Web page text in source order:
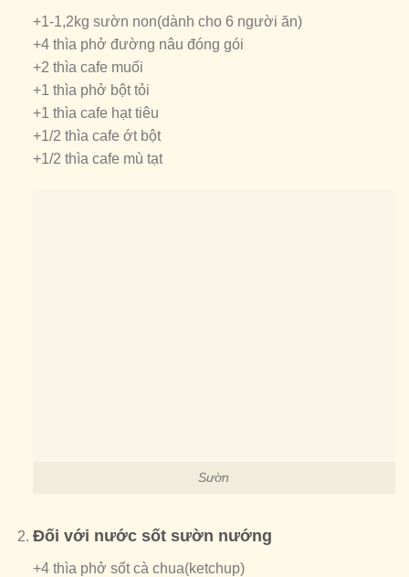
+1-1,2kg sườn non(dành cho 6 người ăn)
+4 thìa phở đường nâu đóng gói
+2 thìa cafe muối
+1 thìa phở bột tỏi
+1 thìa cafe hạt tiêu
+1/2 thìa cafe ớt bột
+1/2 thìa cafe mù tạt
Sườn
Đối với nước sốt sườn nướng
+4 thìa phở sốt cà chua(ketchup)